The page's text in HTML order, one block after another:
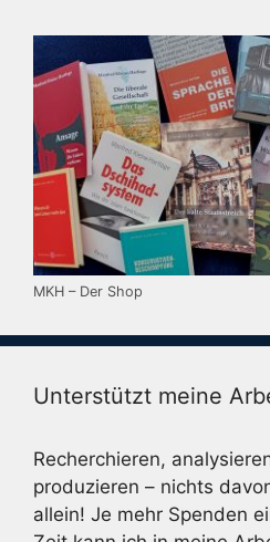
MKH – Der Shop
Unterstützt meine
Recherchieren,
produzieren – nichts
allein! Je mehr Spenden